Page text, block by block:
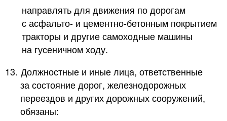
направлять для движения по дорогам
с асфальто- и цементно-бетонным покрытием
тракторы и другие самоходные машины
на гусеничном ходу.
13. Должностные и иные лица, ответственные
за состояние дорог, железнодорожных
переездов и других дорожных сооружений,
обязаны: